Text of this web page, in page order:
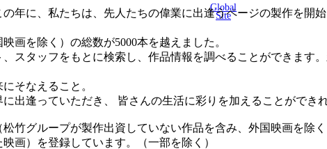
Global
Site
年に、私たちは、先人たちの偉業に出逢うページの製作を開
画を除く）の総数が5000本を越えました。
スタッフをもとに検索し、作品情報を調べることができます
そなえること。
出逢っていただき、 皆さんの生活に彩りを加えることができ
竹グループが製作出資していない作品を含み、外国映画を除
画）を登録しています。（一部を除く）